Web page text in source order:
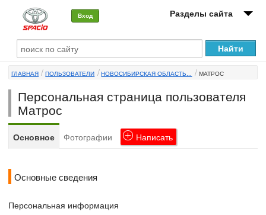
Вход Разделы сайта
О машине
Автоклуб
Форумы
Сервисы и услуги
ГЛАВНАЯ ПОЛЬЗОВАТЕЛИ НОВОСИБИРСКАЯ ОБЛАСТЬ... МАТРОС
Персональная страница пользователя
Матрос
Основное Фотографии Написать
Основные сведения
Персональная информация